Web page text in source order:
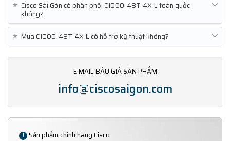
★ Cisco Sài Gòn có phân phối C1000-48T-4X-L toàn quốc
không?
★ Mua C1000-48T-4X-L có hỗ trợ kỹ thuật không?
E MAIL BÁO GIÁ SẢN PHẨM
info@ciscosaigon.com
1 Sản phẩm chính hãng Cisco